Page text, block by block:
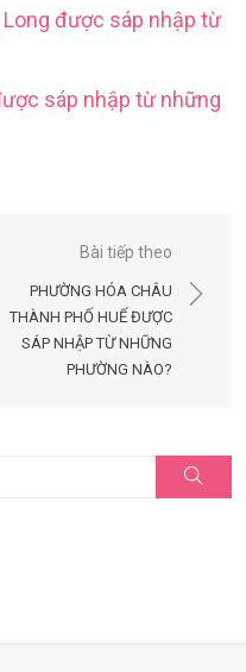
được sáp nhập từ
sáp nhập từ những
Bài tiếp theo
PHƯỜNG HÓA CHÂU
THÀNH PHỐ HUẾ ĐƯỢC
SÁP NHẬP TỪ NHỮNG
PHƯỜNG NÀO?
kiếm